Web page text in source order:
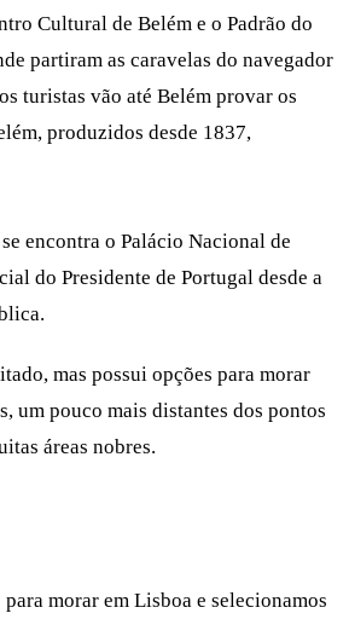
Cultural de Belém e o Padrão do
partiram as caravelas do navegador
turistas vão até Belém provar os
produzidos desde 1837,
encontra o Palácio Nacional de
do Presidente de Portugal desde a
mas possui opções para morar
um pouco mais distantes dos pontos
áreas nobres.
para morar em Lisboa e selecionamos